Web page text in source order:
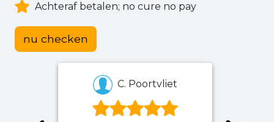
Achteraf betalen; no cure no pay
nu checken
C. Poortvliet